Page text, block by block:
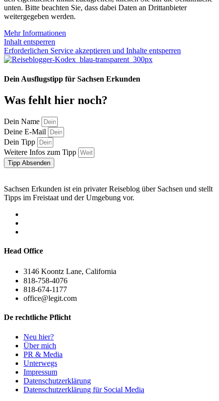
unten. Bitte beachten Sie, dass dabei Daten an Drittanbieter
weitergegeben werden.
Mehr Informationen
Inhalt entsperren
Erforderlichen Service akzeptieren und Inhalte entsperren
Dein Ausflugstipp für Sachsen Erkunden
Was fehlt hier noch?
Dein Name
Deine E-Mail
Dein Tipp
Weitere Infos zum Tipp
Tipp Absenden
Sachsen Erkunden ist ein privater Reiseblog über Sachsen und stellt
Tipps im Freistaat und der Umgebung vor.
Head Office
3146 Koontz Lane, California
818-758-4076
818-674-1177
office@legit.com
De rechtliche Pflicht
Neu hier?
Über mich
PR & Media
Unterwegs
Impressum
Datenschutzerklärung
Datenschutzerklärung für Social Media